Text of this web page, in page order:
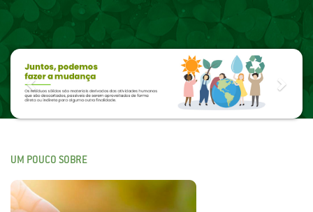
Next
UM POUCO SOBRE